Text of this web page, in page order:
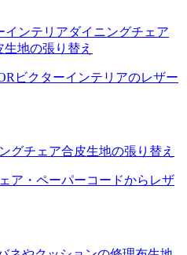
インテリアダイニングチェア
生地の張り替え
ビクターインテリアのレザー
グチェア合皮生地の張り替え
ア・ペーパーコードからレザ